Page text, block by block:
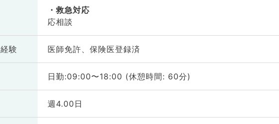
救急対応
応相談
経験 医師免許、保険医登録済
日勤:09:00〜18:00 (休憩時間: 60分)
週4.00日